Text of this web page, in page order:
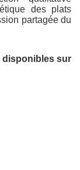
des plats
partagée du
disponibles sur